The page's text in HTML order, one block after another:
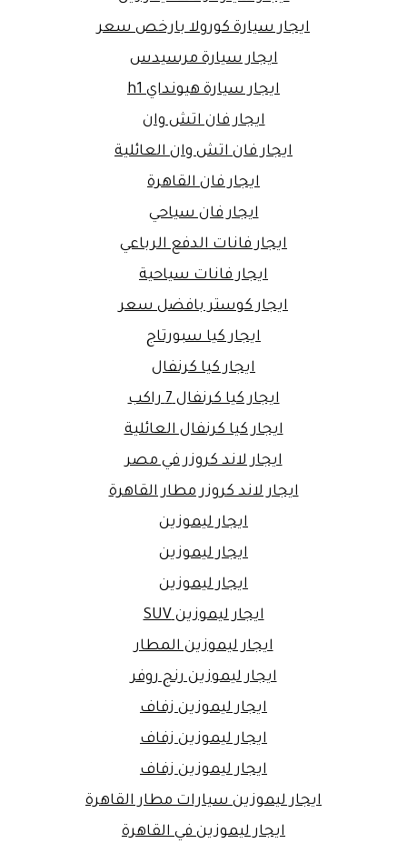
ايجار سيارة كورولا بارخص سعر
ايجار سيارة مرسيدس
ايجار سيارة هيونداي h1
ايجار فان اتش وان
ايجار فان اتش وان العائلية
ايجار فان القاهرة
ايجار فان سياحي
ايجار فانات الدفع الرباعي
ايجار فانات سياحية
ايجار كوستر بافضل سعر
ايجار كيا سبورتاج
ايجار كيا كرنفال
ايجار كيا كرنفال 7 راكب
ايجار كيا كرنفال العائلية
ايجار لاند كروزر في مصر
ايجار لاند كروزر مطار القاهرة
ايجار ليموزين
ايجار ليموزين
ايجار ليموزين
ايجار ليموزين SUV
ايجار ليموزين المطار
ايجار ليموزين رنج روفر
ايجار ليموزين زفاف
ايجار ليموزين زفاف
ايجار ليموزين زفاف
ايجار ليموزين سيارات مطار القاهرة
ايجار ليموزين في القاهرة